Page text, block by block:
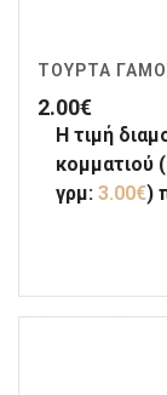
ΤΟΎΡΤΑ
2.00€
Η τιμή
κομματιού
γρμ: 3.00€)